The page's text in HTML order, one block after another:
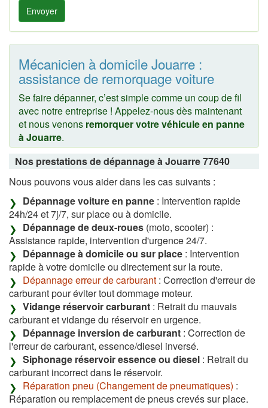
Envoyer
Mécanicien à domicile Jouarre :
assistance de remorquage voiture
Se faire dépanner, c’est simple comme un coup de fil
avec notre entreprise ! Appelez-nous dès maintenant
et nous venons remorquer votre véhicule en panne
à Jouarre.
Nos prestations de dépannage à Jouarre 77640
Nous pouvons vous aider dans les cas suivants :
Dépannage voiture en panne : Intervention rapide
24h/24 et 7j/7, sur place ou à domicile.
Dépannage de deux-roues (moto, scooter) :
Assistance rapide, intervention d'urgence 24/7.
Dépannage à domicile ou sur place : Intervention
rapide à votre domicile ou directement sur la route.
Dépannage erreur de carburant : Correction d'erreur de
carburant pour éviter tout dommage moteur.
Vidange réservoir carburant : Retrait du mauvais
carburant et vidange du réservoir en urgence.
Dépannage inversion de carburant : Correction de
l'erreur de carburant, essence/diesel inversé.
Siphonage réservoir essence ou diesel : Retrait du
carburant incorrect dans le réservoir.
Réparation pneu (Changement de pneumatiques) :
Réparation ou remplacement de pneus crevés sur place.